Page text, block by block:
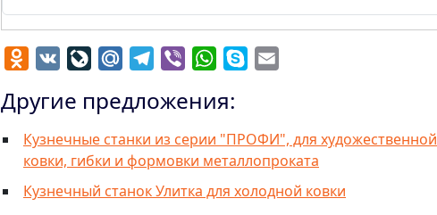
Odnoklassniki
VK LiveJournal
Mail.RuTelegram
Viber WhatsApp
Skype
Другие предложения:
Кузнечные станки из серии "ПРОФИ", для художественной
ковки, гибки и формовки металлопроката
Кузнечный станок Улитка для холодной ковки